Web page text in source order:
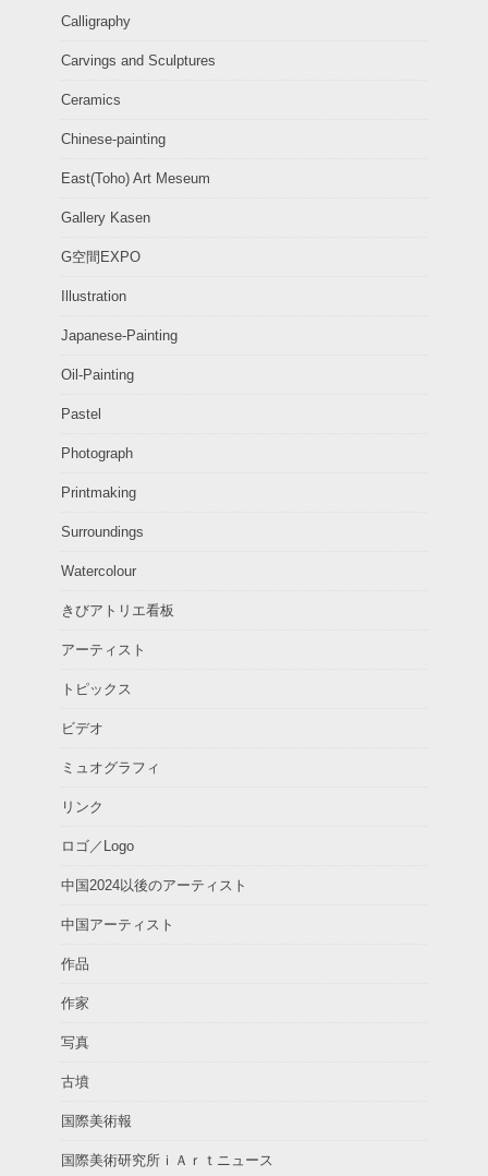
Calligraphy
Carvings and Sculptures
Ceramics
Chinese-painting
East(Toho) Art Meseum
Gallery Kasen
G空間EXPO
Illustration
Japanese-Painting
Oil-Painting
Pastel
Photograph
Printmaking
Surroundings
Watercolour
きびアトリエ看板
アーティスト
トピックス
ビデオ
ミュオグラフィ
リンク
ロゴ／Logo
中国2024以後のアーティスト
中国アーティスト
作品
作家
写真
古墳
国際美術報
国際美術研究所ｉＡｒｔニュース